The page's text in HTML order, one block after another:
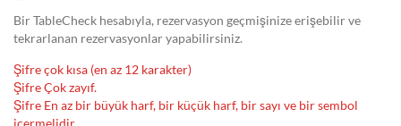
Bir TableCheck hesabıyla, rezervasyon geçmişinize erişebilir ve
tekrarlanan rezervasyonlar yapabilirsiniz.
Şifre çok kısa (en az 12 karakter)
Şifre Çok zayıf.
Şifre En az bir büyük harf, bir küçük harf, bir sayı ve bir sembol
içermelidir.